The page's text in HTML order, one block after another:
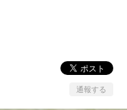
通報する